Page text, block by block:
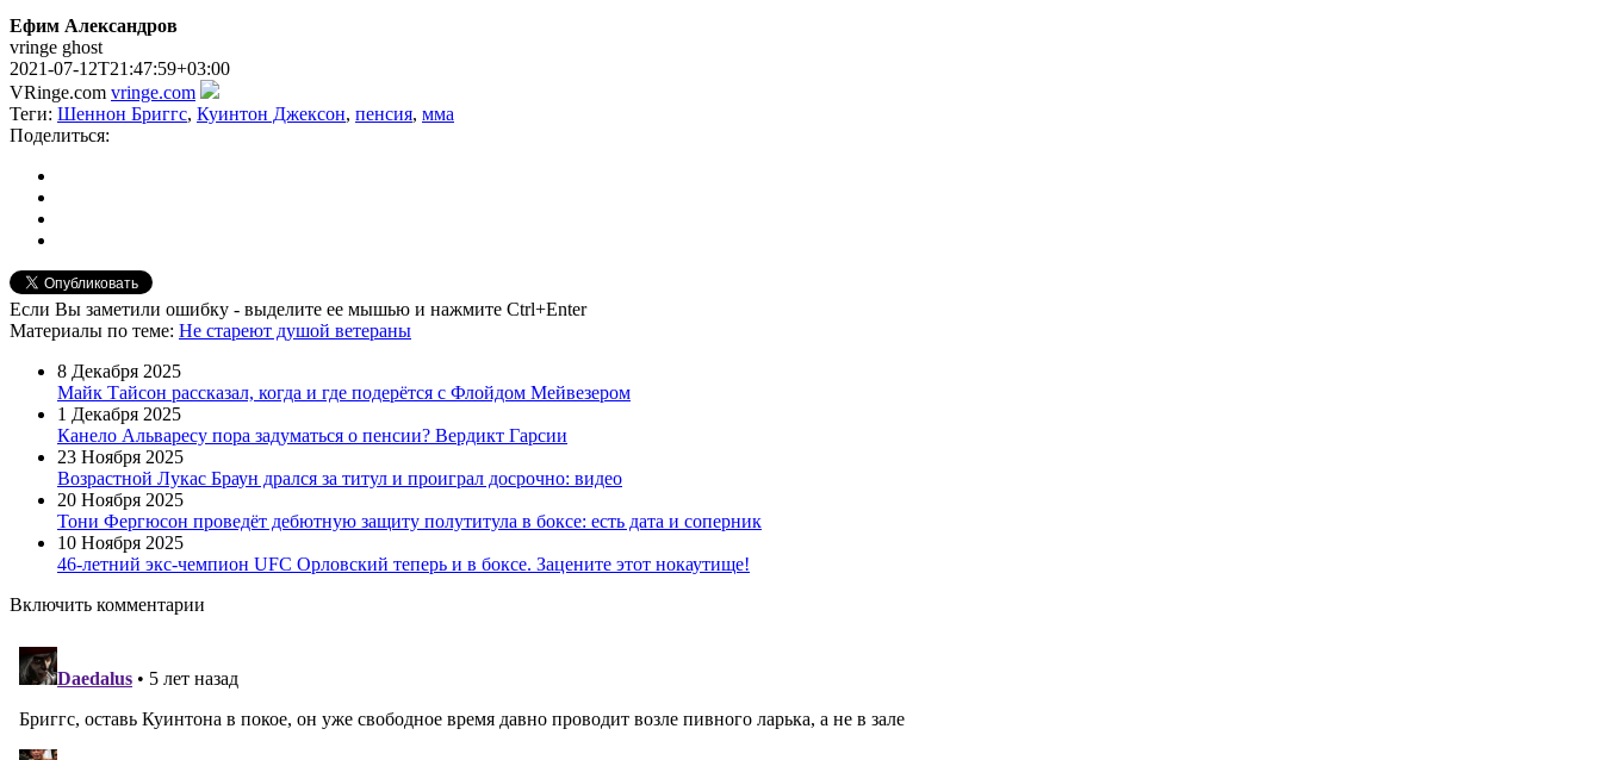
Ефим Александров
vringe ghost
2021-07-12T21:47:59+03:00
VRinge.com vringe.com
Теги: Шеннон Бриггс, Куинтон Джексон, пенсия, мма
Поделиться:
Если Вы заметили ошибку - выделите ее мышью и нажмите Ctrl+Enter
Материалы по теме: Не стареют душой ветераны
8 Декабря 2025
Майк Тайсон рассказал, когда и где подерётся с Флойдом Мейвезером
1 Декабря 2025
Канело Альваресу пора задуматься о пенсии? Вердикт Гарсии
23 Ноября 2025
Возрастной Лукас Браун дрался за титул и проиграл досрочно: видео
20 Ноября 2025
Тони Фергюсон проведёт дебютную защиту полутитула в боксе: есть дата и соперник
10 Ноября 2025
46-летний экс-чемпион UFC Орловский теперь и в боксе. Зацените этот нокаутище!
Включить комментарии